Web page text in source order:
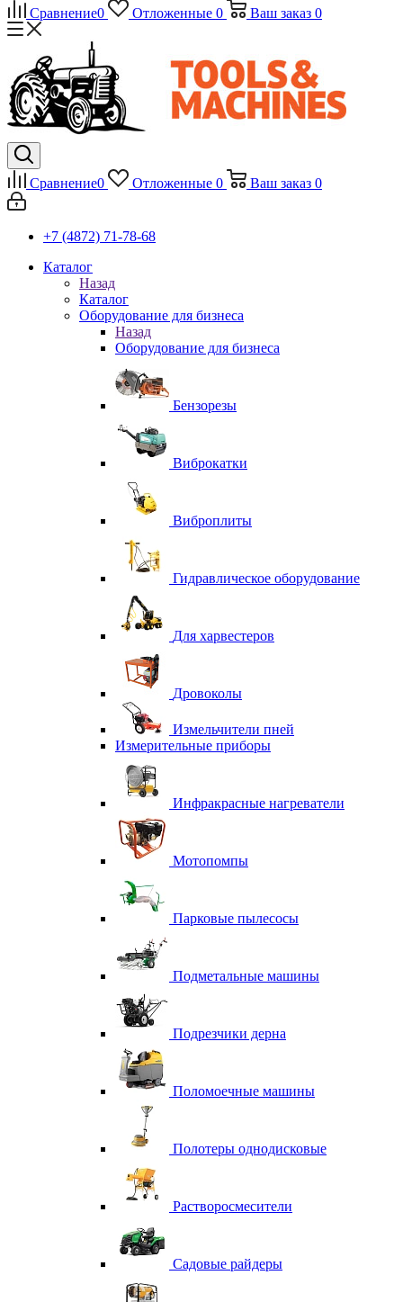
Сравнение0 Отложенные 0 Ваш заказ 0
Сравнение0 Отложенные 0 Ваш заказ 0
+7 (4872) 71-78-68
Каталог
Назад
Каталог
Оборудование для бизнеса
Назад
Оборудование для бизнеса
Бензорезы
Виброкатки
Виброплиты
Гидравлическое оборудование
Для харвестеров
Дровоколы
Измельчители пней
Измерительные приборы
Инфракрасные нагреватели
Мотопомпы
Парковые пылесосы
Подметальные машины
Подрезчики дерна
Поломоечные машины
Полотеры однодисковые
Растворосмесители
Садовые райдеры